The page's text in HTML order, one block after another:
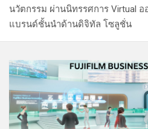
นวัตกรรม ผ่านนิทรรศการ Virtual
แบรนด์ชั้นนำด้านดิจิทัล โซลูชั่น